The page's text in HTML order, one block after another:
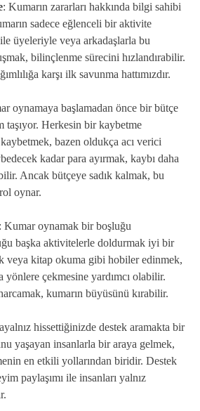
: Kumarın zararları hakkında bilgi sahibi
sadece eğlenceli bir aktivite
üyeleriyle veya arkadaşlarla bu
bilinçlenme sürecini hızlandırabilir.
karşı ilk savunma hattımızdır.
oynamaya başlamadan önce bir bütçe
taşıyor. Herkesin bir kaybetme
bazen oldukça acı verici
kadar para ayırmak, kaybı daha
Ancak bütçeye sadık kalmak, bu
oynar.
: Kumar oynamak bir boşluğu
başka aktivitelerle doldurmak iyi bir
veya kitap okuma gibi hobiler edinmek,
yönlere çekmesine yardımcı olabilir.
kumarın büyüsünü kırabilir.
hissettiğinizde destek aramakta bir
yaşayan insanlarla bir araya gelmek,
en etkili yollarından biridir. Destek
paylaşımı ile insanları yalnız